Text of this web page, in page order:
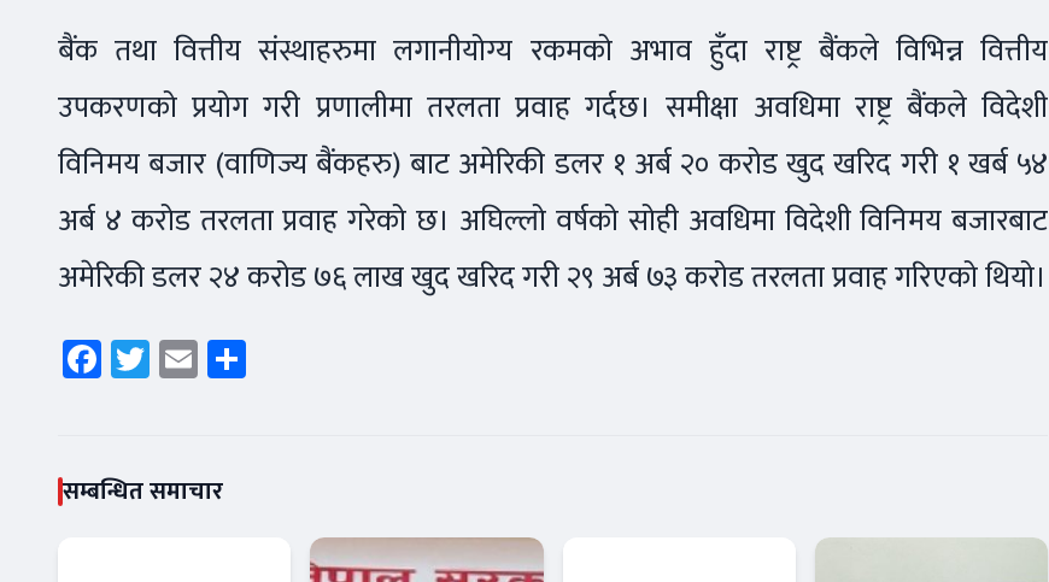
बैंक तथा वित्तीय संस्थाहरुमा लगानीयोग्य रकमको अभाव हुँदा राष्ट्र बैंकले विभिन्न वित्तीय
उपकरणको प्रयोग गरी प्रणालीमा तरलता प्रवाह गर्दछ। समीक्षा अवधिमा राष्ट्र बैंकले विदेशी
विनिमय बजार (वाणिज्य बैंकहरु) बाट अमेरिकी डलर १ अर्ब २० करोड खुद खरिद गरी १ खर्ब ५४
अर्ब ४ करोड तरलता प्रवाह गरेको छ। अघिल्लो वर्षको सोही अवधिमा विदेशी विनिमय बजारबाट
अमेरिकी डलर २४ करोड ७६ लाख खुद खरिद गरी २९ अर्ब ७३ करोड तरलता प्रवाह गरिएको थियो।
Facebook
Twitter
Email
सम्बन्धित समाचार